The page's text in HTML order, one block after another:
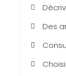
Des